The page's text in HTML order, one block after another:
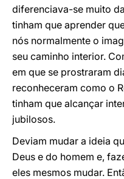
diferenciava-se muito
tinham que aprender
nós normalmente o
seu caminho interior.
em que se prostraram
reconheceram como o
tinham que alcançar
jubilosos.
Deviam mudar a ideia
Deus e do homem e,
eles mesmos mudar.